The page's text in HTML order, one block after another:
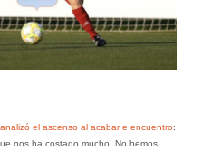
analizó el ascenso al acabar e encuentro:
nos ha costado mucho. No hemos